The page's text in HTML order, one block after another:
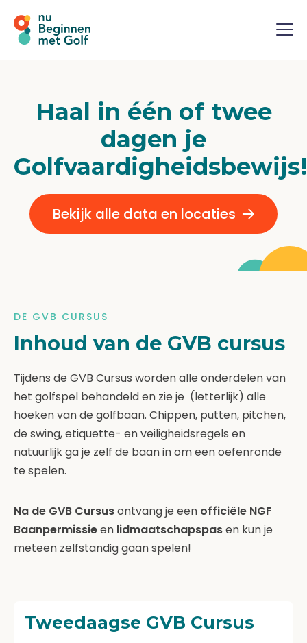
Haal in één of twee
dagen je
Golfvaardigheidsbewijs!
Bekijk alle data en locaties
DE GVB CURSUS
Inhoud van de GVB cursus
Tijdens de GVB Cursus worden alle onderdelen van
het golfspel behandeld en zie je (letterlijk) alle
hoeken van de golfbaan. Chippen, putten, pitchen,
de swing, etiquette- en veiligheidsregels en
natuurlijk ga je zelf de baan in om een oefenronde
te spelen.
Na de GVB Cursusontvang je een officiële NGF
Baanpermissieen lidmaatschapspasen kun je
meteen zelfstandig gaan spelen!
Tweedaagse GVB Cursus